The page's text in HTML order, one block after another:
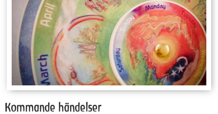
Kommande händelser